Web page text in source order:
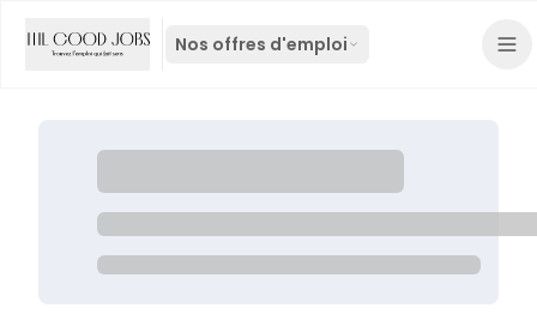
Nos offres d'emploi